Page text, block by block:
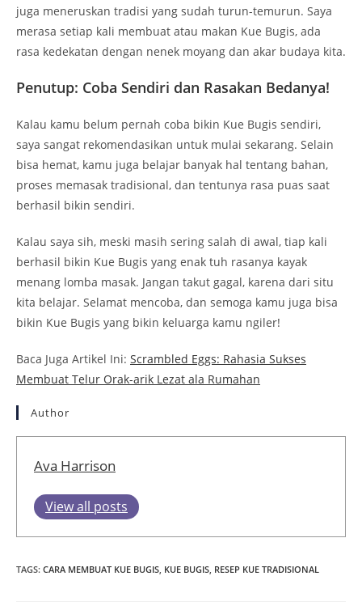
juga meneruskan tradisi yang sudah turun-temurun. Saya
merasa setiap kali membuat atau makan Kue Bugis, ada
rasa kedekatan dengan nenek moyang dan akar budaya kita.
Penutup: Coba Sendiri dan Rasakan Bedanya!
Kalau kamu belum pernah coba bikin Kue Bugis sendiri,
saya sangat rekomendasikan untuk mulai sekarang. Selain
bisa hemat, kamu juga belajar banyak hal tentang bahan,
proses memasak tradisional, dan tentunya rasa puas saat
berhasil bikin sendiri.
Kalau saya sih, meski masih sering salah di awal, tiap kali
berhasil bikin Kue Bugis yang enak tuh rasanya kayak
menang lomba masak. Jangan takut gagal, karena dari situ
kita belajar. Selamat mencoba, dan semoga kamu juga bisa
bikin Kue Bugis yang bikin keluarga kamu ngiler!
Baca Juga Artikel Ini: Scrambled Eggs: Rahasia Sukses
Membuat Telur Orak-arik Lezat ala Rumahan
Author
Ava Harrison
View all posts
TAGS: CARA MEMBUAT KUE BUGIS, KUE BUGIS, RESEP KUE TRADISIONAL